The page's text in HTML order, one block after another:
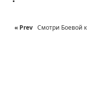
« Prev Смотри Боевой